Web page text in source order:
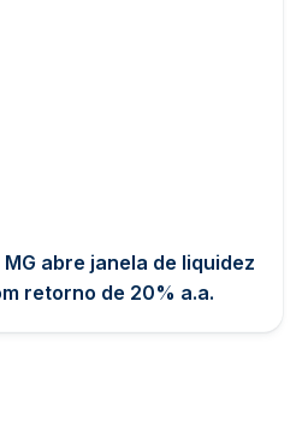
abre janela de liquidez
retorno de 20% a.a.